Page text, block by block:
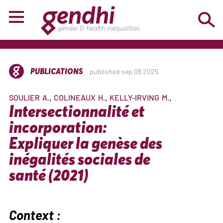
PUBLICATIONS published sep 08 2025
SOULIER A. COLINEAUX H. KELLY-IRVING M.
Intersectionnalité et
incorporation:
Expliquer la genèse des
inégalités sociales de
santé (2021)
Context :